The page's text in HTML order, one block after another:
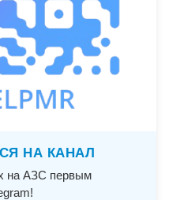
НА КАНАЛ
на АЗС первым